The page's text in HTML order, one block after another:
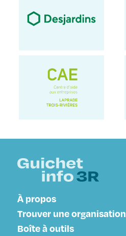
À propos
Trouver une organisation
Boîte à outils